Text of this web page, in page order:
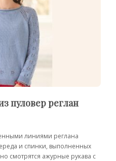
пуловер реглан
линиями реглана
и спинки, выполненных
смотрятся ажурные рукава с